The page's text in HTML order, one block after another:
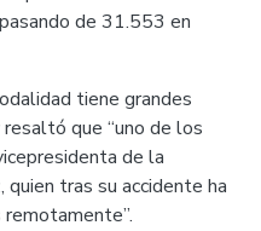
de 31.553 en
tiene grandes
que “uno de los
de la
quien tras su accidente ha